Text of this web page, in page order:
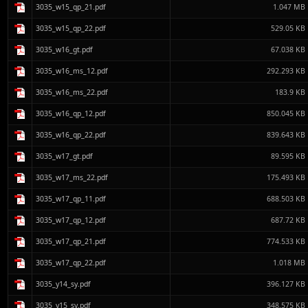
3035_w15_qp_21.pdf 1.047 MB
3035_w15_qp_22.pdf 529.05 KB
3035_w16_gt.pdf 67.038 KB
3035_w16_ms_12.pdf 292.293 KB
3035_w16_ms_22.pdf 183.9 KB
3035_w16_qp_12.pdf 850.045 KB
3035_w16_qp_22.pdf 839.643 KB
3035_w17_gt.pdf 89.595 KB
3035_w17_ms_22.pdf 175.493 KB
3035_w17_qp_11.pdf 688.503 KB
3035_w17_qp_12.pdf 687.72 KB
3035_w17_qp_21.pdf 774.533 KB
3035_w17_qp_22.pdf 1.018 MB
3035_y14_sy.pdf 396.127 KB
3035_y15_sy.pdf 348.575 KB